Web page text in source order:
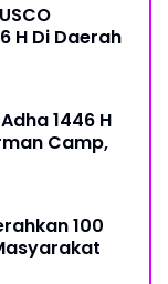
H Di Daerah
1446 H
Camp,
100